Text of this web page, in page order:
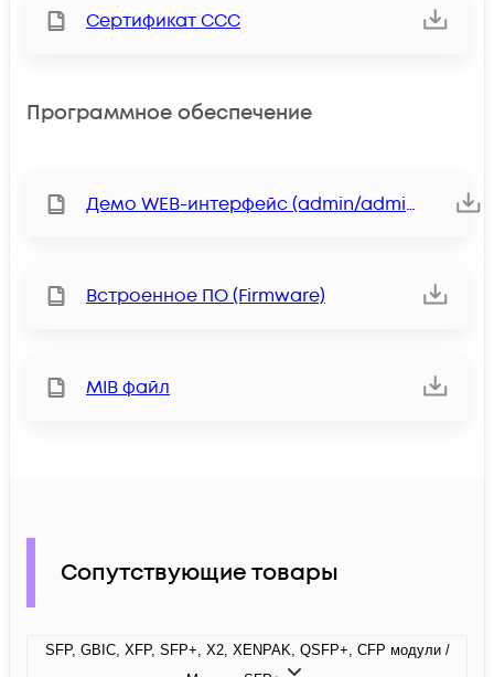
Сертификат ССС
Программное обеспечение
Демо WEB-интерфейс (admin/admin)
Встроенное ПО (Firmware)
MIB файл
Сопутствующие товары
SFP, GBIC, XFP, SFP+, X2, XENPAK, QSFP+, CFP модули /